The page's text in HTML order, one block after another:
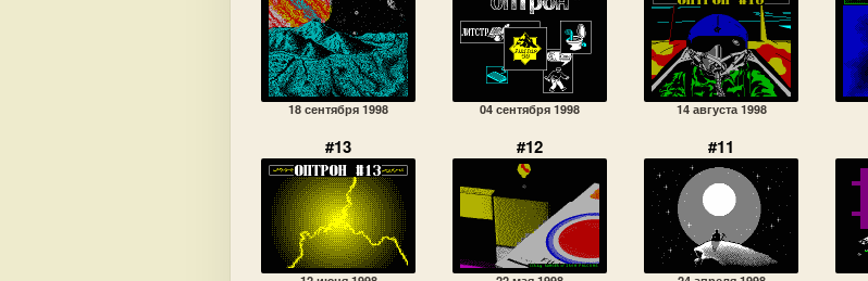
18 сентября 1998 04 сентября 1998 14 августа 1998
#13 #12 #11